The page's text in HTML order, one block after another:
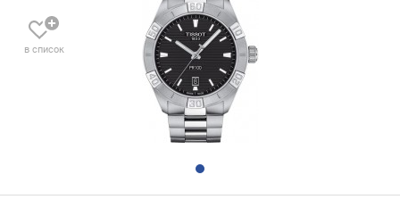
в список